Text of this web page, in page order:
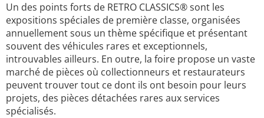
Un des points forts de RETRO CLASSICS® sont les
expositions spéciales de première classe, organisées
annuellement sous un thème spécifique et présentant
souvent des véhicules rares et exceptionnels,
introuvables ailleurs. En outre, la foire propose un vaste
marché de pièces où collectionneurs et restaurateurs
peuvent trouver tout ce dont ils ont besoin pour leurs
projets, des pièces détachées rares aux services
spécialisés.